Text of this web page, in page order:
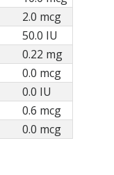
2.0 mcg
50.0 IU
0.22 mg
0.0 mcg
0.0 IU
0.6 mcg
0.0 mcg